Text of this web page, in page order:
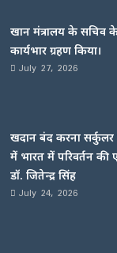
खान मंत्रालय के सचिव
कार्यभार ग्रहण किया।
July 27, 2026
खदान बंद करना सर्कुलर
में भारत में परिवर्तन
डॉ. जितेन्द्र सिंह
July 24, 2026